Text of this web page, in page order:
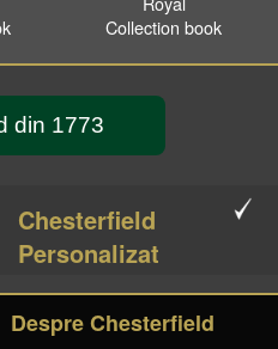
Collection book
din 1773
Chesterfield
Personalizat
Despre Chesterfield